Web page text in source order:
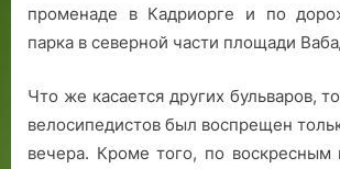
променаде в Кадриорге и по
парка в северной части площади
Что же касается других бульваров,
велосипедистов был воспрещен
вечера. Кроме того, по воскресным